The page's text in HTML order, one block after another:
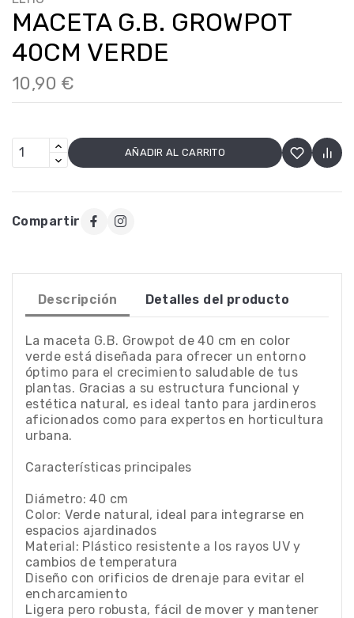
MACETA G.B. GROWPOT
40CM VERDE
10,90 €
AÑADIR AL CARRITO
Compartir
Descripción Detalles del producto
La maceta G.B. Growpot de 40 cm en color
verde está diseñada para ofrecer un entorno
óptimo para el crecimiento saludable de tus
plantas. Gracias a su estructura funcional y
estética natural, es ideal tanto para jardineros
aficionados como para expertos en horticultura
urbana.
Características principales
Diámetro: 40 cm
Color: Verde natural, ideal para integrarse en
espacios ajardinados
Material: Plástico resistente a los rayos UV y
cambios de temperatura
Diseño con orificios de drenaje para evitar el
encharcamiento
Ligera pero robusta, fácil de mover y mantener